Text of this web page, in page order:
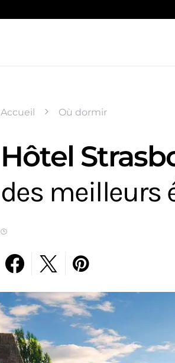
Accueil Où dormir
Hôtel
des meilleurs